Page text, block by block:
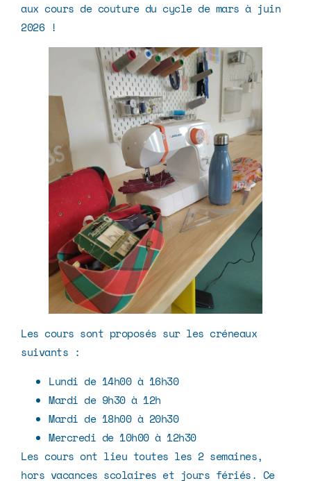
aux cours de couture du cycle de mars à juin
2026 !
Les cours sont proposés sur les créneaux
suivants :
Lundi de 14h00 à 16h30
Mardi de 9h30 à 12h
Mardi de 18h00 à 20h30
Mercredi de 10h00 à 12h30
Les cours ont lieu toutes les 2 semaines,
hors vacances scolaires et jours fériés. Ce